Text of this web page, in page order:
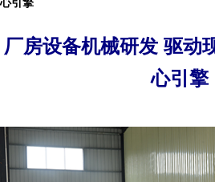
厂房设备机械研发 驱动
心引擎